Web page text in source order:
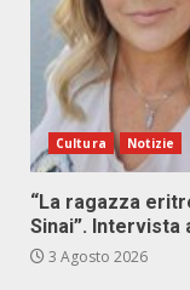
Cultura Notizie
“La ragazza
Sinai”.
3 Agosto 2026